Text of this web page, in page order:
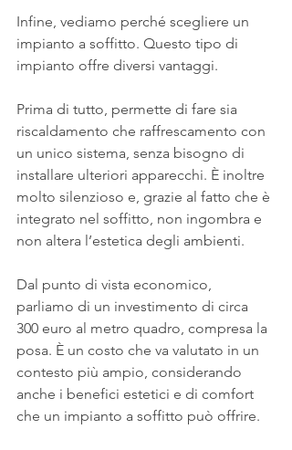
Infine, vediamo perché scegliere un
impianto a soffitto. Questo tipo di
impianto offre diversi vantaggi.
Prima di tutto, permette di fare sia
riscaldamento che raffrescamento con
un unico sistema, senza bisogno di
installare ulteriori apparecchi. È inoltre
molto silenzioso e, grazie al fatto che è
integrato nel soffitto, non ingombra e
non altera l’estetica degli ambienti.
Dal punto di vista economico,
parliamo di un investimento di circa
300 euro al metro quadro, compresa la
posa. È un costo che va valutato in un
contesto più ampio, considerando
anche i benefici estetici e di comfort
che un impianto a soffitto può offrire.